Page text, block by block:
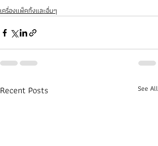
เครื่องแพ็คกิ้งและอื่นๆ
Recent Posts See All